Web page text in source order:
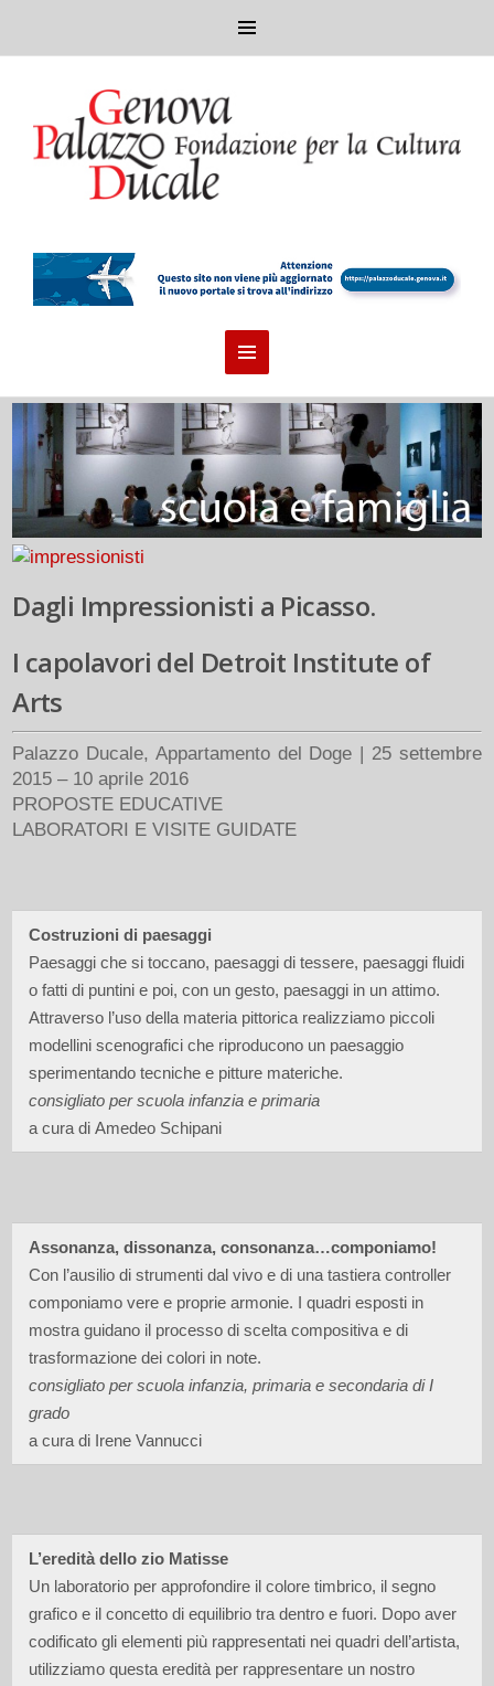
Dagli Impressionisti a Picasso.
I capolavori del Detroit Institute of
Arts
Palazzo Ducale, Appartamento del Doge | 25 settembre
2015 – 10 aprile 2016
PROPOSTE EDUCATIVE
LABORATORI E VISITE GUIDATE
Costruzioni di paesaggi
Paesaggi che si toccano, paesaggi di tessere, paesaggi fluidi
o fatti di puntini e poi, con un gesto, paesaggi in un attimo.
Attraverso l’uso della materia pittorica realizziamo piccoli
modellini scenografici che riproducono un paesaggio
sperimentando tecniche e pitture materiche.
consigliato per scuola infanzia e primaria
a cura di Amedeo Schipani
Assonanza, dissonanza, consonanza…componiamo!
Con l’ausilio di strumenti dal vivo e di una tastiera controller
componiamo vere e proprie armonie. I quadri esposti in
mostra guidano il processo di scelta compositiva e di
trasformazione dei colori in note.
consigliato per scuola infanzia, primaria e secondaria di I
grado
a cura di Irene Vannucci
L’eredità dello zio Matisse
Un laboratorio per approfondire il colore timbrico, il segno
grafico e il concetto di equilibrio tra dentro e fuori. Dopo aver
codificato gli elementi più rappresentati nei quadri dell’artista,
utilizziamo questa eredità per rappresentare un nostro